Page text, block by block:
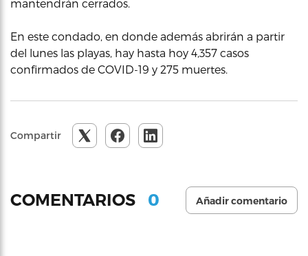
mantendrán cerrados.
En este condado, en donde además abrirán a partir
del lunes las playas, hay hasta hoy 4,357 casos
confirmados de COVID-19 y 275 muertes.
Compartir
COMENTARIOS 0 Añadir comentario